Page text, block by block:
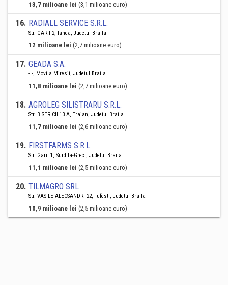
13,7 milioane lei (3,1 milioane euro)
16. RADIALL SERVICE S.R.L.
Str. GARII 2, Ianca, Judetul Braila
12 milioane lei (2,7 milioane euro)
17. GEADA S.A.
- -, Movila Miresii, Judetul Braila
11,8 milioane lei (2,7 milioane euro)
18. AGROLEG SILISTRARU S.R.L.
Str. BISERICII 13 A, Traian, Judetul Braila
11,7 milioane lei (2,6 milioane euro)
19. FIRSTFARMS S.R.L.
Str. Garii 1, Surdila-Greci, Judetul Braila
11,1 milioane lei (2,5 milioane euro)
20. TILMAGRO SRL
Str. VASILE ALECSANDRI 22, Tufesti, Judetul Braila
10,9 milioane lei (2,5 milioane euro)